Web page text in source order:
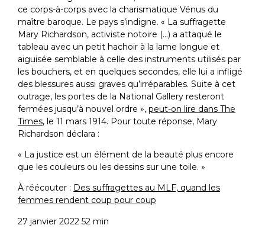
ce corps-à-corps avec la charismatique Vénus du
maître baroque. Le pays s’indigne. « La suffragette
Mary Richardson, activiste notoire (…) a attaqué le
tableau avec un petit hachoir à la lame longue et
aiguisée semblable à celle des instruments utilisés par
les bouchers, et en quelques secondes, elle lui a infligé
des blessures aussi graves qu’irréparables. Suite à cet
outrage, les portes de la National Gallery resteront
fermées jusqu’à nouvel ordre », peut-on lire dans The
Times, le 11 mars 1914. Pour toute réponse, Mary
Richardson déclara :
« La justice est un élément de la beauté plus encore
que les couleurs ou les dessins sur une toile. »
À réécouter : Des suffragettes au MLF, quand les
femmes rendent coup pour coup
27 janvier 2022 52 min